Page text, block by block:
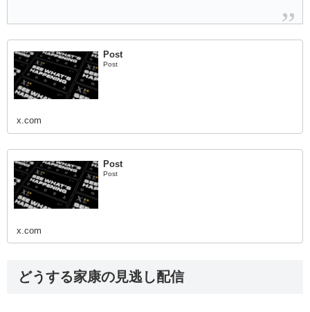
Post
Post
x.com
Post
Post
x.com
どうする家康の見逃し配信